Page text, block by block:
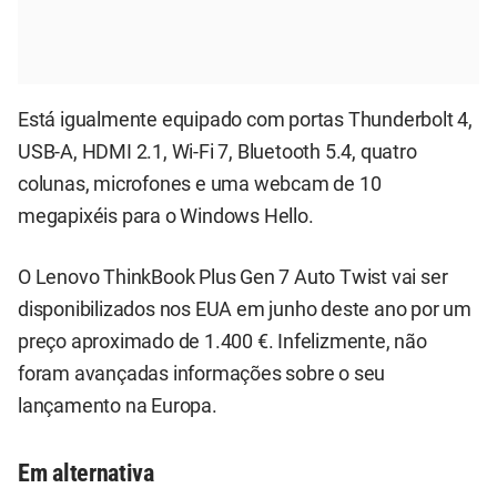
Está igualmente equipado com portas Thunderbolt 4,
USB-A, HDMI 2.1, Wi-Fi 7, Bluetooth 5.4, quatro
colunas, microfones e uma webcam de 10
megapixéis para o Windows Hello.
O Lenovo ThinkBook Plus Gen 7 Auto Twist vai ser
disponibilizados nos EUA em junho deste ano por um
preço aproximado de 1.400 €. Infelizmente, não
foram avançadas informações sobre o seu
lançamento na Europa.
Em alternativa